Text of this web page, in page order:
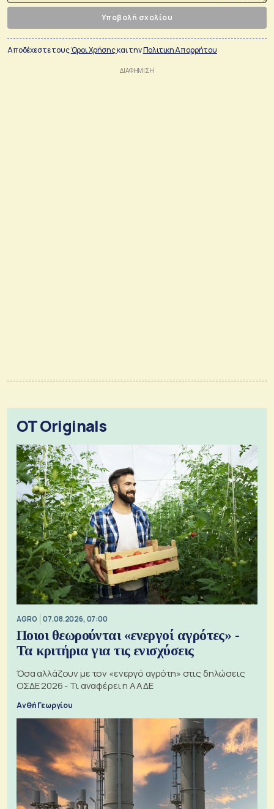
Υποβολή σχολίου
Αποδέχεστε τουςΌροι Χρήσηςκαι τηνΠολιτικη Απορρήτου
OT Originals
AGRO 07.08.2026, 07:00
Ποιοι θεωρούνται «ενεργοί αγρότες» -
Τα κριτήρια για τις ενισχύσεις
Όσα αλλάζουν με τον «ενεργό αγρότη» στις δηλώσεις
ΟΣΔΕ 2026 - Τι αναφέρει η ΑΑΔΕ
Ανθή Γεωργίου